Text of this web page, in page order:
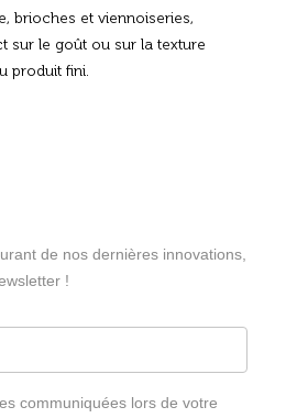
brioches et viennoiseries,
sur le goût ou sur la texture
produit fini.
de nos dernières innovations,
!
communiquées lors de votre